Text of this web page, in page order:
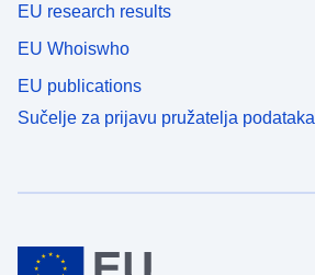
EU research results
EU Whoiswho
EU publications
Sučelje za prijavu pružatelja podataka